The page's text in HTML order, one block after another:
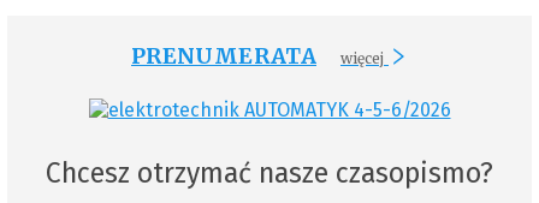
PRENUMERATA więcej
Chcesz otrzymać nasze czasopismo?